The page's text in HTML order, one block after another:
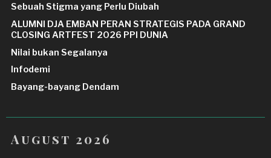
Sebuah Stigma yang Perlu Diubah
ALUMNI DJA EMBAN PERAN STRATEGIS PADA GRAND
CLOSING ARTFEST 2026 PPI DUNIA
Nilai bukan Segalanya
Infodemi
Bayang-bayang Dendam
August 2026